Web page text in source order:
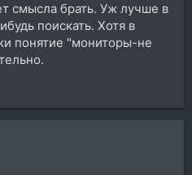
смысла брать. Уж лучше в
поискать. Хотя в
понятие "мониторы-не